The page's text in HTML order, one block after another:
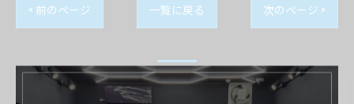
< 前のページ 一覧に戻る 次のページ >
関連タグ